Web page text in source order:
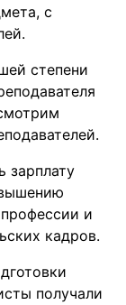
с
степени
зарплату
и
кадров.
получали